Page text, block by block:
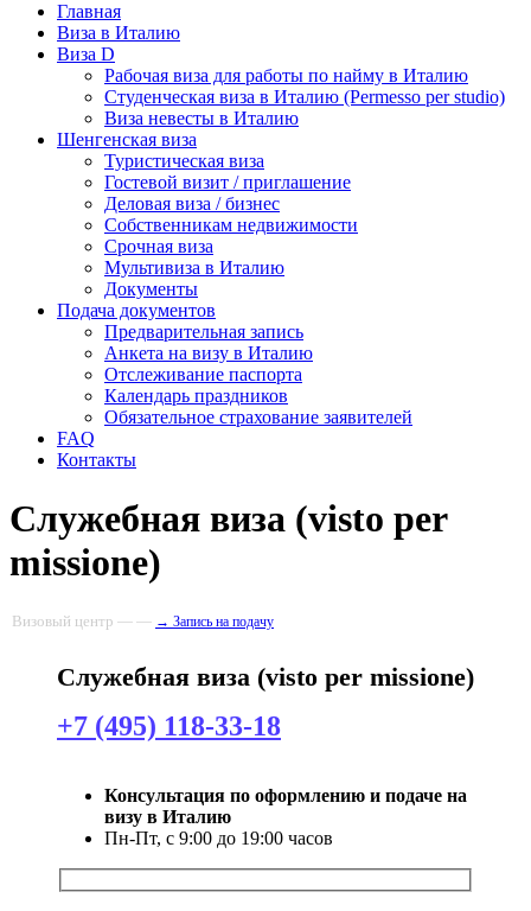
Главная
Виза в Италию
Виза D
Рабочая виза для работы по найму в Италию
Студенческая виза в Италию (Permesso per studio)
Виза невесты в Италию
Шенгенская виза
Туристическая виза
Гостевой визит / приглашение
Деловая виза / бизнес
Собственникам недвижимости
Срочная виза
Мультивиза в Италию
Документы
Подача документов
Предварительная запись
Анкета на визу в Италию
Отслеживание паспорта
Календарь праздников
Обязательное страхование заявителей
FAQ
Контакты
Служебная виза (visto per
missione)
Визовый центр — — → Запись на подачу
Служебная виза (visto per missione)
+7 (495) 118-33-18
Консультация по оформлению и подаче на
визу в Италию
Пн-Пт, с 9:00 до 19:00 часов